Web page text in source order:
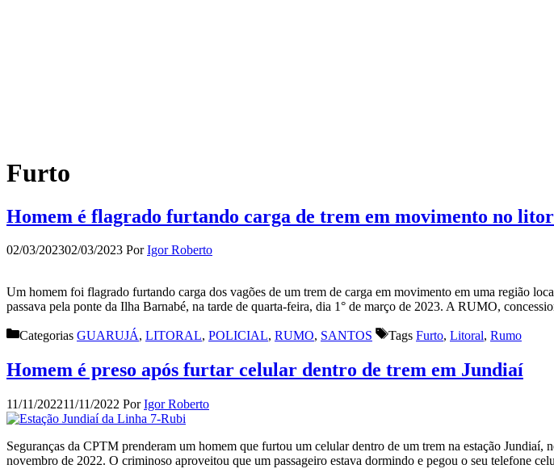
Furto
Homem é flagrado furtando carga de trem em movimento no
02/03/202302/03/2023 PorIgor Roberto
Um homem foi flagrado furtando carga dos vagões de um trem de carga em movimento em uma região
passava pela ponte da Ilha Barnabé, na tarde de quarta-feira, dia 1° de março de 2023. A RUMO,
Categorias GUARUJÁ, LITORAL, POLICIAL, RUMO, SANTOS Tags Furto, Litoral, Rumo
Homem é preso após furtar celular dentro de trem em Jundiaí
11/11/202211/11/2022 PorIgor Roberto
Seguranças da CPTM prenderam um homem que furtou um celular dentro de um trem na estação
novembro de 2022. O criminoso aproveitou que um passageiro estava dormindo e pegou o seu telefone